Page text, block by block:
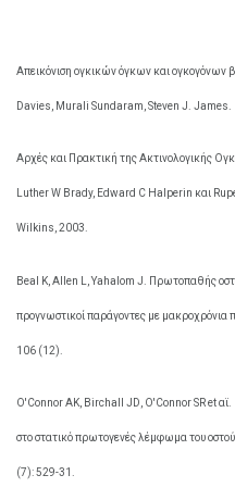
Απεικόνιση ογκικών όγκων και ογκογόνων
Davies, Murali Sundaram, Steven J. James.
Αρχές και Πρακτική της Ακτινολογικής
Luther W Brady, Edward C Halperin και
Wilkins, 2003.
Beal K, Allen L, Yahalom J. Πρωτοπαθής
προγνωστικοί παράγοντες με
106 (12).
O'Connor ΑΚ, Birchall JD, O'Connor SR et αϊ.
στο στατικό πρωτογενές λέμφωμα του
(7): 529-31.